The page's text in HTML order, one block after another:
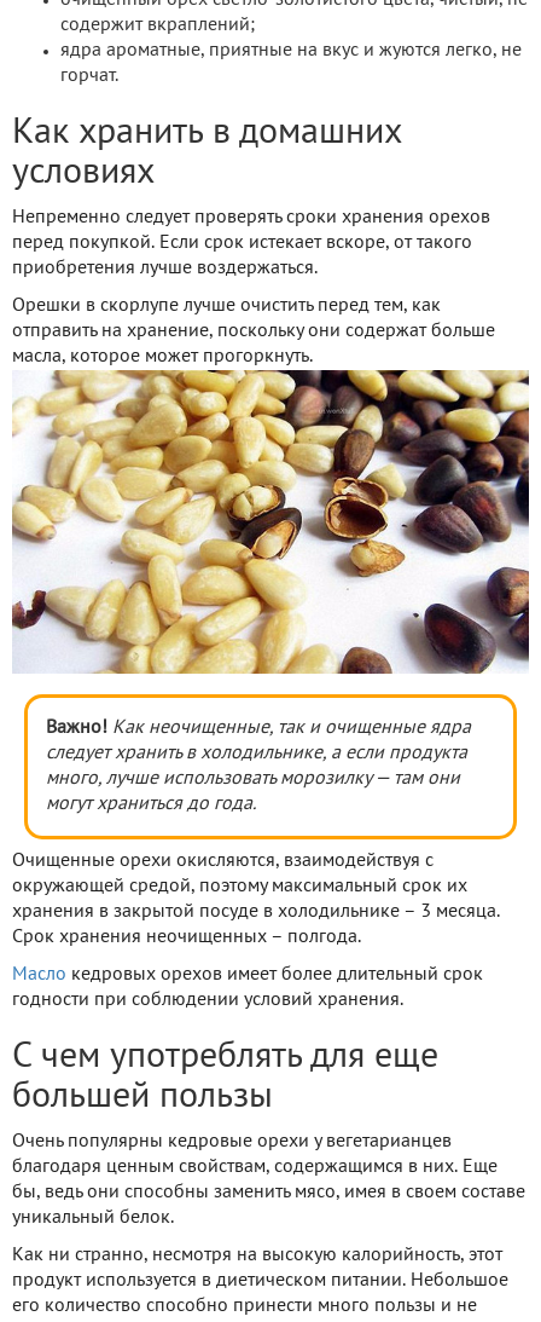
содержит вкраплений;
ядра ароматные, приятные на вкус и жуются легко, не
горчат.
Как хранить в домашних
условиях
Непременно следует проверять сроки хранения орехов
перед покупкой. Если срок истекает вскоре, от такого
приобретения лучше воздержаться.
Орешки в скорлупе лучше очистить перед тем, как
отправить на хранение, поскольку они содержат больше
масла, которое может прогоркнуть.
Важно! Как неочищенные, так и очищенные ядра
следует хранить в холодильнике, а если продукта
много, лучше использовать морозилку — там они
могут храниться до года.
Очищенные орехи окисляются, взаимодействуя с
окружающей средой, поэтому максимальный срок их
хранения в закрытой посуде в холодильнике – 3 месяца.
Срок хранения неочищенных – полгода.
Масло кедровых орехов имеет более длительный срок
годности при соблюдении условий хранения.
С чем употреблять для еще
большей пользы
Очень популярны кедровые орехи у вегетарианцев
благодаря ценным свойствам, содержащимся в них. Еще
бы, ведь они способны заменить мясо, имея в своем составе
уникальный белок.
Как ни странно, несмотря на высокую калорийность, этот
продукт используется в диетическом питании. Небольшое
его количество способно принести много пользы и не